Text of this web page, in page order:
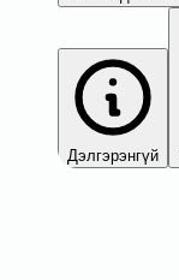
Дэлгэрэнгүй